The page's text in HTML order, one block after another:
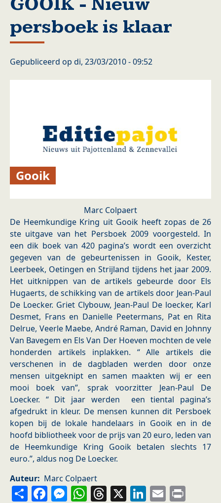
persboek is klaar
Gepubliceerd op di, 23/03/2010 - 09:52
Gooik
Marc Colpaert
De Heemkundige Kring uit Gooik heeft zopas de 26
ste uitgave van het Persboek 2009 voorgesteld. In
een dik boek van 420 pagina’s wordt een overzicht
gegeven van de gebeurtenissen in Gooik, Kester,
Leerbeek, Oetingen en Strijland tijdens het jaar 2009.
Het uitknippen van de artikels gebeurde door Els
Hugaerts, de schikking van de artikels door Jean-Paul
De Loecker. Griet Clybouw, Jean-Paul De loecker, Karl
Desmet, Frans en Danielle Peetermans, Pat en Rita
Delrue, Veerle Maebe, André Raman, David en Johnny
Van Bavegem en Els Van Der Hoeven mochten de vele
honderden artikels inplakken. “ Alle artikels die
verschenen in de dagbladen werden door onze
mensen uitgeknipt en samen maakten wij er een
mooi boek van”, sprak voorzitter Jean-Paul De
Loecker. “ Dit jaar werden een tiental pagina’s
afgedrukt in kleur. De mensen kunnen dit Persboek
kopen bij de lokale handelaars in Gooik en in de
hoofd bibliotheek voor de prijs van 20 euro, leden van
de Heemkundige Kring Gooik betalen slechts 17
euro.”, aldus nog De Loecker.
Auteur
Marc Colpaert
ShareFacebook
Messenger
WhatsApp
Threads
X LinkedIn
Email